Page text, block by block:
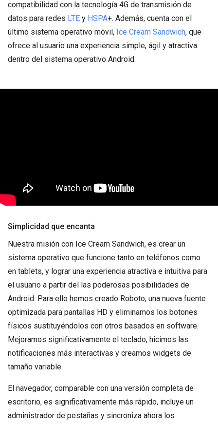
compatibilidad con la tecnología 4G de transmisión de
datos para redes LTE y HSPA+. Además, cuenta con el
último sistema operativo móvil, Ice Cream Sandwich, que
ofrece al usuario una experiencia simple, ágil y atractiva
dentro del sistema operativo Android.
Simplicidad que encanta
Nuestra misión con Ice Cream Sandwich, es crear un
sistema operativo que funcione tanto en teléfonos como
en tablets, y lograr una experiencia atractiva e intuitiva para
el usuario a partir del las poderosas posibilidades de
Android. Para ello hemos creado Roboto, una nueva fuente
optimizada para pantallas HD y eliminamos los botones
físicos sustituyéndolos con otros basados en software.
Mejoramos significativamente el teclado, hicimos las
notificaciones más interactivas y creamos widgets de
tamaño variable.
El navegador, comparable con una versión completa de
escritorio, es significativamente más rápido, incluye un
administrador de pestañas y sincroniza ahora los